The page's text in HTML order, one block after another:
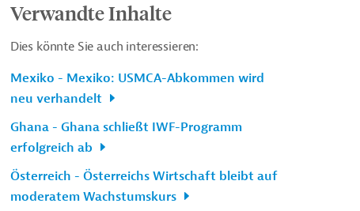
Verwandte Inhalte
Dies könnte Sie auch interessieren:
Mexiko - Mexiko: USMCA-Abkommen wird
neu verhandelt
Ghana - Ghana schließt IWF-Programm
erfolgreich ab
Österreich - Österreichs Wirtschaft bleibt auf
moderatem Wachstumskurs